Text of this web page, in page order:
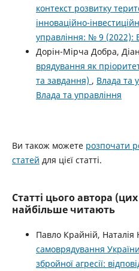
контекст розвитку
інноваційно-
управління: № 9 (2022):
Дорін-Мірча Добра,
врядування як
та завдання) , Влада та
Влада та управління
Ви також можете розпочати
статей для цієї статті.
Статті цього автора (цих
найбільше читають
Павло Крайній,
самоврядування
збройної агресії: